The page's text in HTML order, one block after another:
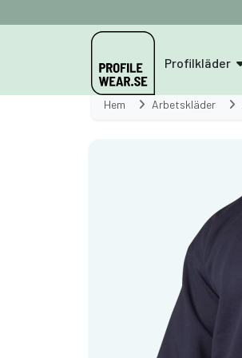
Profilkläder
Hem Arbetskläder